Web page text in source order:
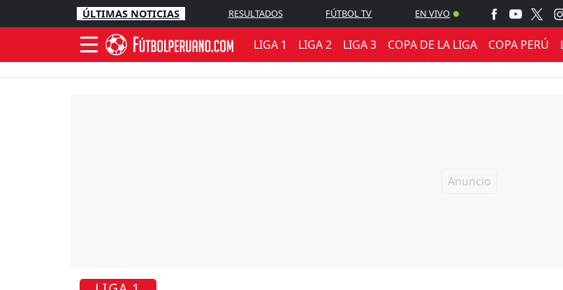
ÚLTIMAS NOTICIAS RESULTADOS FÚTBOL TV EN VIVO
LIGA 1 LIGA 2 LIGA 3 COPA DE LA LIGA COPA PERÚ